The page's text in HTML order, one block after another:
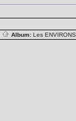
Album: Les ENVIRONS